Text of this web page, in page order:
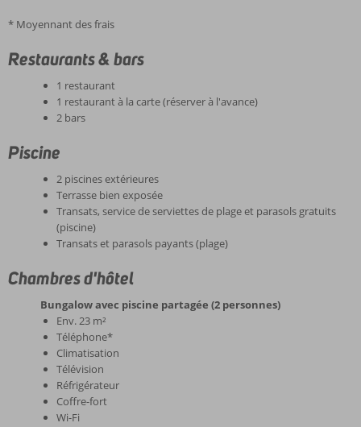
* Moyennant des frais
Restaurants & bars
1 restaurant
1 restaurant à la carte (réserver à l'avance)
2 bars
Piscine
2 piscines extérieures
Terrasse bien exposée
Transats, service de serviettes de plage et parasols gratuits
(piscine)
Transats et parasols payants (plage)
Chambres d'hôtel
Bungalow avec piscine partagée (2 personnes)
Env. 23 m²
Téléphone*
Climatisation
Télévision
Réfrigérateur
Coffre-fort
Wi-Fi